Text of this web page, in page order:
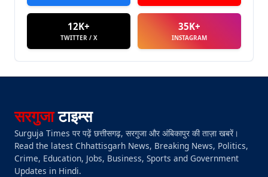
12K+
TWITTER / X
35K+
INSTAGRAM
सरगुजाटाइम्स
Surguja Times पर पढ़ें छत्तीसगढ़, सरगुजा और अंबिकापुर की ताज़ा खबरें।
Read the latest Chhattisgarh News, Breaking News, Politics,
Crime, Education, Jobs, Business, Sports and Government
Updates in Hindi.